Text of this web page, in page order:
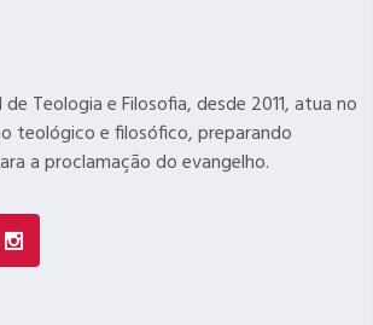
Teologia e Filosofia, desde 2011, atua no
teológico e filosófico, preparando
a proclamação do evangelho.